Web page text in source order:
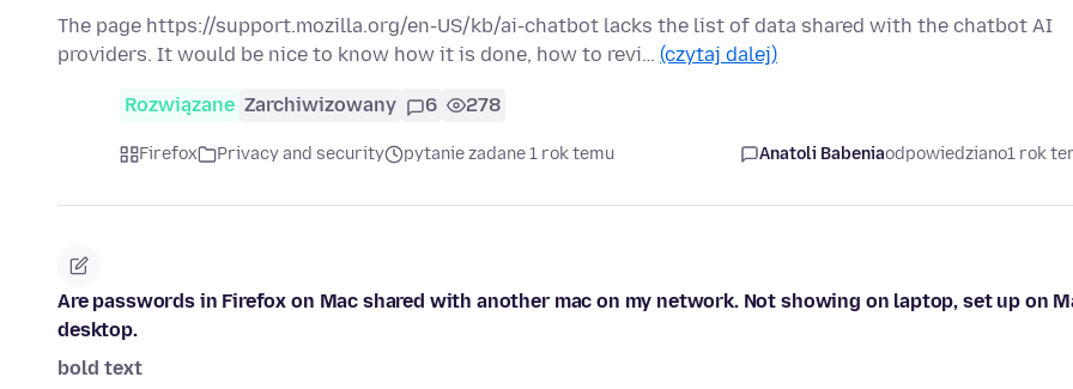
The page https://support.mozilla.org/en-US/kb/ai-chatbot lacks the list of data shared with the chatbot AI
providers. It would be nice to know how it is done, how to revi… (czytaj dalej)
Rozwiązane Zarchiwizowany 6 278
Firefox Privacy and security pytanie zadane 1 rok temu Anatoli Babeniaodpowiedziano1 rok
Are passwords in Firefox on Mac shared with another mac on my network. Not showing on laptop, set up on
desktop.
bold text